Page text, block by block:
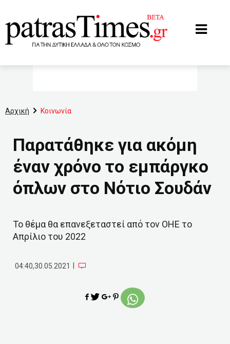
Αρχική Κοινωνία
Παρατάθηκε για ακόμη
έναν χρόνο το εμπάργκο
όπλων στο Νότιο Σουδάν
Το θέμα θα επανεξεταστεί από τον ΟΗΕ το
Απρίλιο του 2022
04:40,30.05.2021